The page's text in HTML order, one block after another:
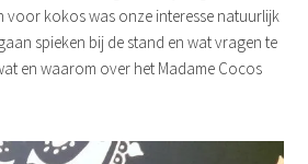
voor kokos was onze interesse natuurlijk
spieken bij de stand en wat vragen te
en waarom over het Madame Cocos